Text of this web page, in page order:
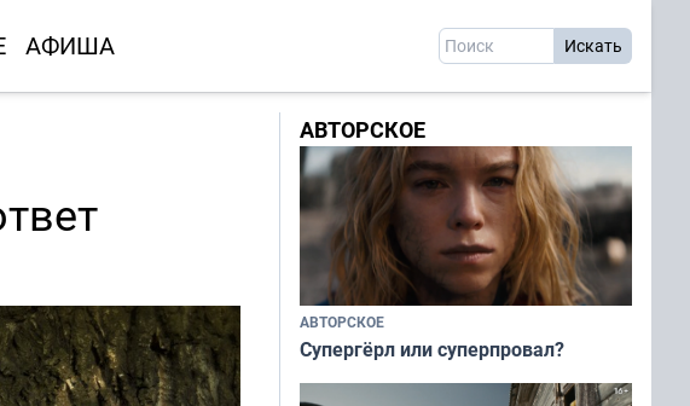
АФИША
АВТОРСКОЕ
АВТОРСКОЕ
Супергёрл или суперпровал?